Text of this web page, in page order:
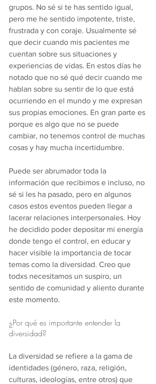
grupos. No sé si te has sentido igual,
pero me he sentido impotente, triste,
frustrada y con coraje. Usualmente sé
que decir cuando mis pacientes me
cuentan sobre sus situaciones y
experiencias de vidas. En estos días he
notado que no sé qué decir cuando me
hablan sobre su sentir de lo que está
ocurriendo en el mundo y me expresan
sus propias emociones. En gran parte es
porque es algo que no se puede
cambiar, no tenemos control de muchas
cosas y hay mucha incertidumbre.
Puede ser abrumador toda la
información que recibimos e incluso, no
sé si les ha pasado, pero en algunos
casos estos eventos pueden llegar a
lacerar relaciones interpersonales. Hoy
he decidido poder depositar mi energía
donde tengo el control, en educar y
hacer visible la importancia de tocar
temas como la diversidad. Creo que
todxs necesitamos un suspiro, un
sentido de comunidad y aliento durante
este momento.
¿Por qué es importante entender la
diversidad?
La diversidad se refiere a la gama de
identidades (género, raza, religión,
culturas, ideologías, entre otros) que